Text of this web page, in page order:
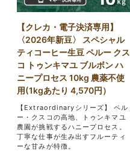
【クレカ・電子決済専用】
〈2026年新豆〉 スペシャル
ティコーヒー生豆 ペルー クス
コ トゥンキマユ ブルボン ハ
ニープロセス 10kg 農薬不使
用(1kgあたり 4,570円）
【Extraordinaryシリーズ】 ペル
ー・クスコの高地、トゥンキマユ
農園が挑戦するハニープロセス。
丁寧な仕事が生み出すフルーティ
ーな甘みが特徴。